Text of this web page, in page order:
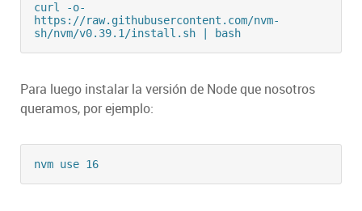
curl -o-
https://raw.githubusercontent.com/nvm-
sh/nvm/v0.39.1/install.sh | bash
Para luego instalar la versión de Node que nosotros
queramos, por ejemplo:
nvm use 16